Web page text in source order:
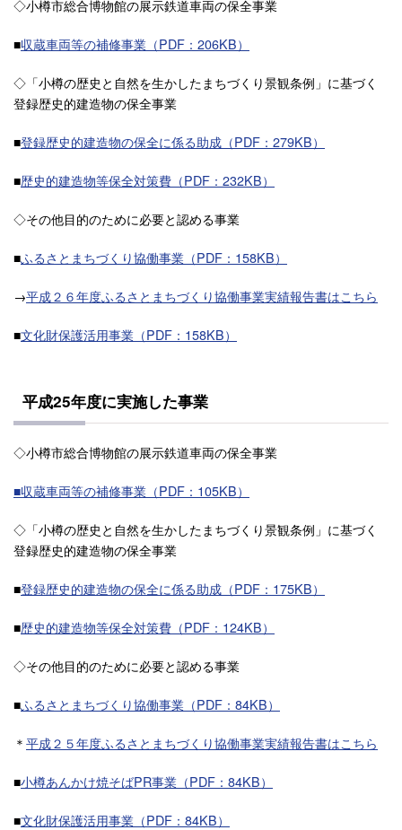
◇小樽市総合博物館の展示鉄道車両の保全事業
■収蔵車両等の補修事業（PDF：206KB）
◇「小樽の歴史と自然を生かしたまちづくり景観条例」に基づく
登録歴史的建造物の保全事業
■登録歴史的建造物の保全に係る助成（PDF：279KB）
■歴史的建造物等保全対策費（PDF：232KB）
◇その他目的のために必要と認める事業
■ふるさとまちづくり協働事業（PDF：158KB）
→平成２６年度ふるさとまちづくり協働事業実績報告書はこちら
■文化財保護活用事業（PDF：158KB）
平成25年度に実施した事業
◇小樽市総合博物館の展示鉄道車両の保全事業
■収蔵車両等の補修事業（PDF：105KB）
◇「小樽の歴史と自然を生かしたまちづくり景観条例」に基づく
登録歴史的建造物の保全事業
■登録歴史的建造物の保全に係る助成（PDF：175KB）
■歴史的建造物等保全対策費（PDF：124KB）
◇その他目的のために必要と認める事業
■ふるさとまちづくり協働事業（PDF：84KB）
＊平成２５年度ふるさとまちづくり協働事業実績報告書はこちら
■小樽あんかけ焼そばPR事業（PDF：84KB）
■文化財保護活用事業（PDF：84KB）